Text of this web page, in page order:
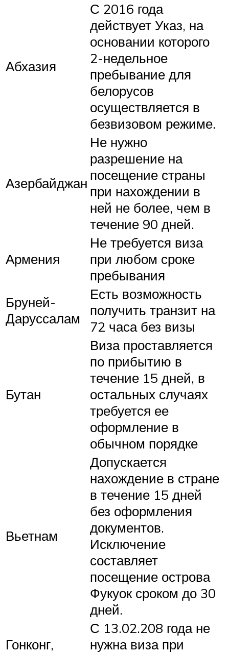
Абхазия
С 2016 года
действует Указ, на
основании которого
2-недельное
пребывание для
белорусов
осуществляется в
безвизовом режиме.
Азербайджан
Не нужно
разрешение на
посещение страны
при нахождении в
ней не более, чем в
течение 90 дней.
Армения
Не требуется виза
при любом сроке
пребывания
Бруней-
Даруссалам
Есть возможность
получить транзит на
72 часа без визы
Бутан
Виза проставляется
по прибытию в
течение 15 дней, в
остальных случаях
требуется ее
оформление в
обычном порядке
Вьетнам
Допускается
нахождение в стране
в течение 15 дней
без оформления
документов.
Исключение
составляет
посещение острова
Фукуок сроком до 30
дней.
Гонконг,
С 13.02.208 года не
нужна виза при